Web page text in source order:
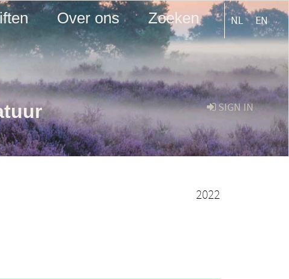
Over ons Zoeken NL EN
SIGN IN
2022